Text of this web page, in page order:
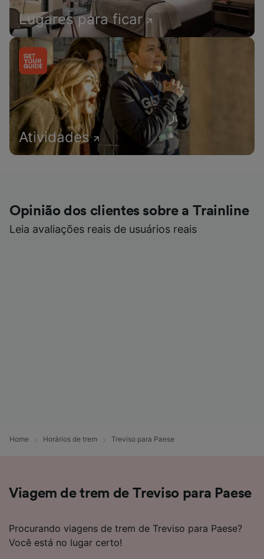
Lugares para ficar
Atividades
Opinião dos clientes sobre a Trainline
Leia avaliações reais de usuários reais
Home Horários de trem Treviso para Paese
Viagem de trem de Treviso para Paese
Procurando viagens de trem de Treviso para Paese?
Você está no lugar certo!